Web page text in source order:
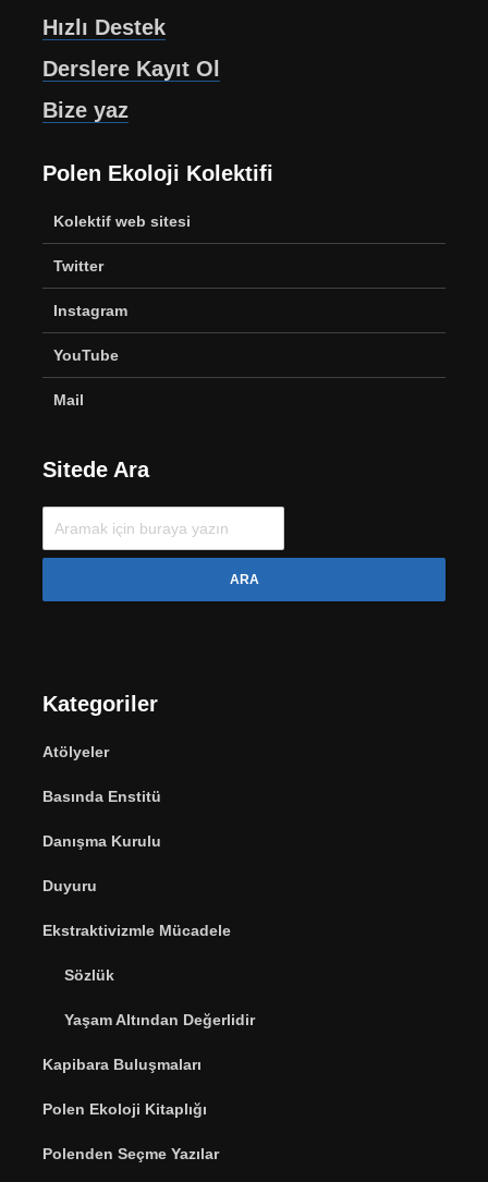
Hızlı Destek
Derslere Kayıt Ol
Bize yaz
Polen Ekoloji Kolektifi
Kolektif web sitesi
Twitter
Instagram
YouTube
Mail
Sitede Ara
ARA
Kategoriler
Atölyeler
Basında Enstitü
Danışma Kurulu
Duyuru
Ekstraktivizmle Mücadele
Sözlük
Yaşam Altından Değerlidir
Kapibara Buluşmaları
Polen Ekoloji Kitaplığı
Polenden Seçme Yazılar